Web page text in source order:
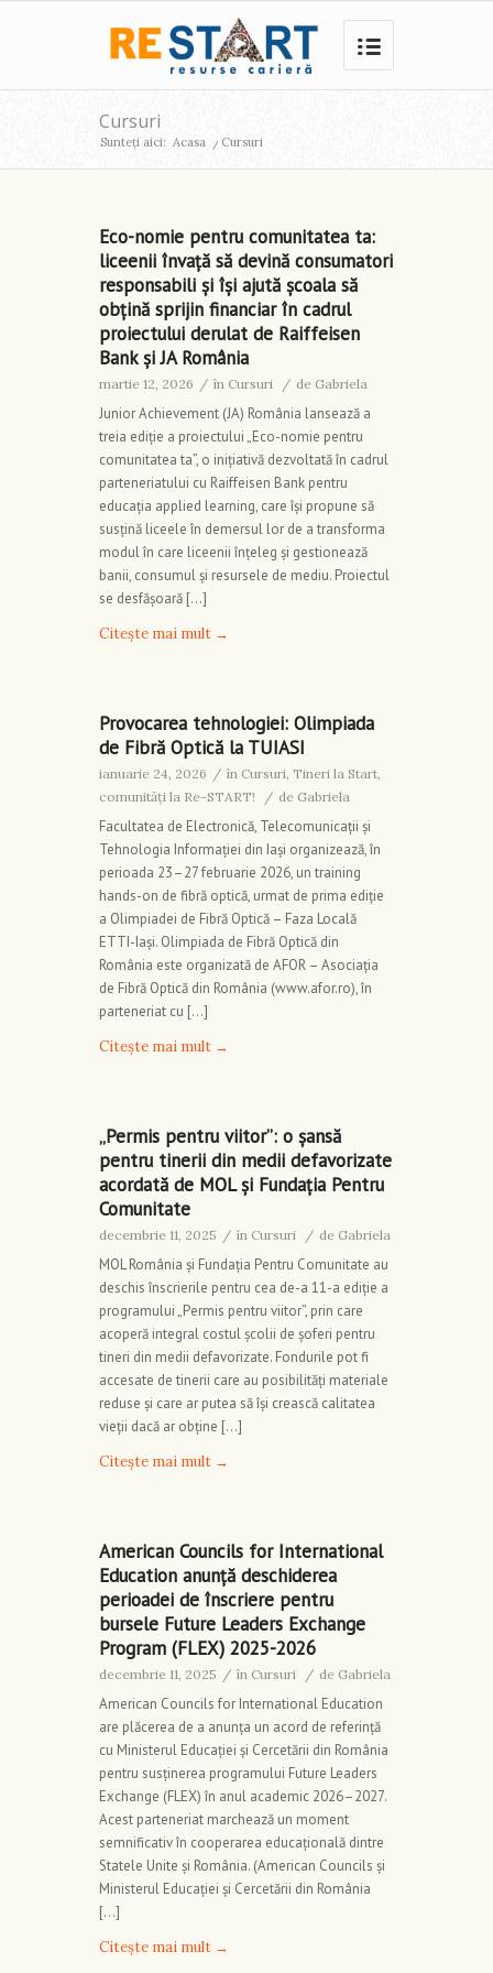
Cursuri
Sunteți aici: Acasa / Cursuri
Eco-nomie pentru comunitatea ta:
liceenii învață să devină consumatori
responsabili și își ajută școala să
obțină sprijin financiar în cadrul
proiectului derulat de Raiffeisen
Bank și JA România
martie 12, 2026 / în Cursuri / de Gabriela
Junior Achievement (JA) România lansează a
treia ediție a proiectului „Eco-nomie pentru
comunitatea ta”, o inițiativă dezvoltată în cadrul
parteneriatului cu Raiffeisen Bank pentru
educația applied learning, care își propune să
susțină liceele în demersul lor de a transforma
modul în care liceenii înțeleg și gestionează
banii, consumul și resursele de mediu. Proiectul
se desfășoară […]
Citește mai mult →
Provocarea tehnologiei: Olimpiada
de Fibră Optică la TUIASI
ianuarie 24, 2026 / în Cursuri, Tineri la Start,
comunități la Re-START!
/ de Gabriela
Facultatea de Electronică, Telecomunicații și
Tehnologia Informației din Iași organizează, în
perioada 23–27 februarie 2026, un training
hands-on de fibră optică, urmat de prima ediție
a Olimpiadei de Fibră Optică – Faza Locală
ETTI-Iași. Olimpiada de Fibră Optică din
România este organizată de AFOR – Asociația
de Fibră Optică din România (www.afor.ro), în
parteneriat cu […]
Citește mai mult →
„Permis pentru viitor”: o șansă
pentru tinerii din medii defavorizate
acordată de MOL și Fundația Pentru
Comunitate
decembrie 11, 2025 / în Cursuri / de Gabriela
MOL România și Fundația Pentru Comunitate au
deschis înscrierile pentru cea de-a 11-a ediție a
programului „Permis pentru viitor”, prin care
acoperă integral costul școlii de șoferi pentru
tineri din medii defavorizate. Fondurile pot fi
accesate de tinerii care au posibilități materiale
reduse și care ar putea să își crească calitatea
vieții dacă ar obține […]
Citește mai mult →
American Councils for International
Education anunță deschiderea
perioadei de înscriere pentru
bursele Future Leaders Exchange
Program (FLEX) 2025-2026
decembrie 11, 2025 / în Cursuri / de Gabriela
American Councils for International Education
are plăcerea de a anunța un acord de referință
cu Ministerul Educației și Cercetării din România
pentru susținerea programului Future Leaders
Exchange (FLEX) în anul academic 2026–2027.
Acest parteneriat marchează un moment
semnificativ în cooperarea educațională dintre
Statele Unite și România. (American Councils și
Ministerul Educației și Cercetării din România
[…]
Citește mai mult →